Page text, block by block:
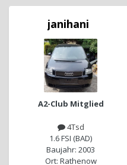
janihani
A2-Club Mitglied
4Tsd
1.6 FSI (BAD)
Baujahr: 2003
Ort: Rathenow